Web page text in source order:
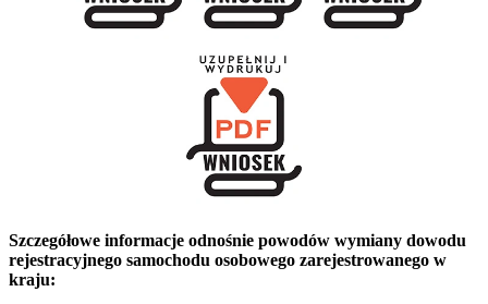
Szczegółowe informacje odnośnie powodów wymiany dowodu
rejestracyjnego samochodu osobowego zarejestrowanego w
kraju: